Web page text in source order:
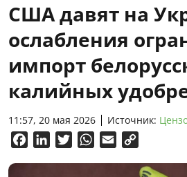
США давят на
ослабления
импорт
калийных
11:57, 20 мая 2026 Источник:
FacebookLinkedInTwitterWhatsApp
Email